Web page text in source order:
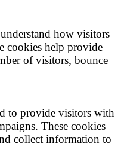
how visitors
cookies help provide
of visitors, bounce
to provide visitors with
These cookies
collect information to